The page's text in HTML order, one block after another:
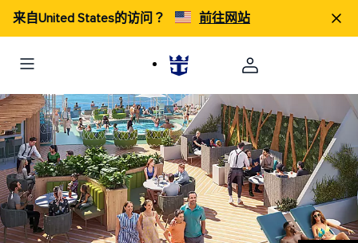
来自United States的访问？ 前往网站